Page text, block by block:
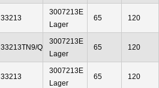
33213
3007213E
Lager
65 120
33213TN9/Q
3007213E
Lager
65 120
33213
3007213E
Lager
65 120